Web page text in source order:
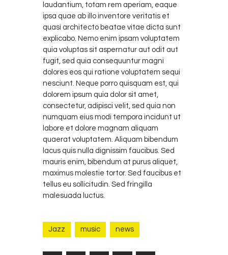
laudantium, totam rem aperiam, eaque
ipsa quae ab illo inventore veritatis et
quasi architecto beatae vitae dicta sunt
explicabo. Nemo enim ipsam voluptatem
quia voluptas sit aspernatur aut odit aut
fugit, sed quia consequuntur magni
dolores eos qui ratione voluptatem sequi
nesciunt. Neque porro quisquam est, qui
dolorem ipsum quia dolor sit amet,
consectetur, adipisci velit, sed quia non
numquam eius modi tempora incidunt ut
labore et dolore magnam aliquam
quaerat voluptatem. Aliquam bibendum
lacus quis nulla dignissim faucibus. Sed
mauris enim, bibendum at purus aliquet,
maximus molestie tortor. Sed faucibus et
tellus eu sollicitudin. Sed fringilla
malesuada luctus.
Jazz music news